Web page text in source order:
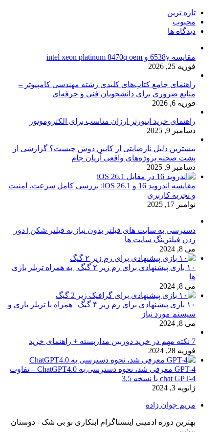
تازه ترین
محبوب
دیدگاه ها
مقایسه 6538y و intel xeon platinum 8470q oem
فوریه 25, 2026
راهنمای جامع کتاب‌های کلیدی رشته مهندسی کامپیوتر –
منابع ضروری برای دانشجویان فنی و حرفه‌ای
فوریه 6, 2026
راهنمای خرید اینورتر ارزان مناسب برای الکتروموتور
دسامبر 9, 2025
بیشترین دلیل نارضایتی از کابین دوش چیست؟ گزارشی از
پشت صحنه پروژه‌های واقعی آریان جام
دسامبر 9, 2025
مقایسه اندروید 16 و iOS 26.1: بررسی کامل سرعت، امنیت
و تجربه کاربری
نوامبر 17, 2025
دسترسی به سایت های فیلتر بدون نیاز به فیلتر شکن | دور
زدن فیلترینگ سایت ها
می 8, 2024
۱۰ بازی پیشنهادی برای رم زیر ۲ گیگ | به همراه تریلر بازی
ها
می 8, 2024
۱۰ بازی پیشنهادی برای رم زیر ۴ گیگ | همراه با تریلر بازی و
سیستم مورد نیاز
می 8, 2024
7 نکته مهم در خرید دوربین مداربسته + راهنمای خرید
فوریه 28, 2024
GPT-4 معرفی شد، نحوه دسترسی به ChatGPT4.0 – تفاوت
chat GPT-4 با نسخه 3.5
ژانویه 3, 2024
مریم جوان زاده
بهترین دوره ادمینی اینستاگرام ابتکاری نو بی شک - دوستان